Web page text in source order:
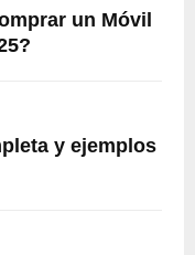
un Móvil
y ejemplos